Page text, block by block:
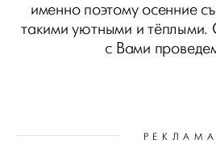
именно поэтому осенние
такими уютными и тёплыми.
с Вами
РЕКЛАМА